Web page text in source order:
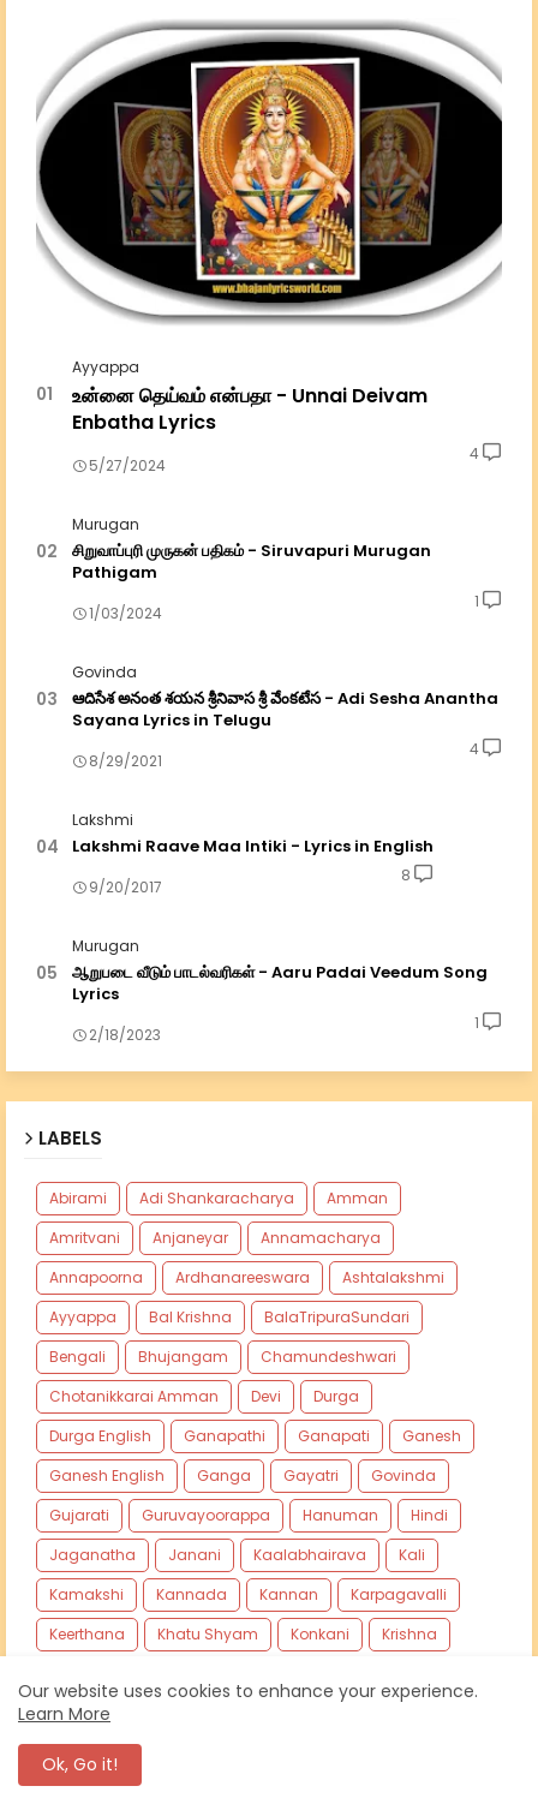
Ayyappa
உன்னை தெய்வம் என்பதா - Unnai Deivam
Enbatha Lyrics
5/27/2024
4
Murugan
சிறுவாப்புரி முருகன் பதிகம் - Siruvapuri Murugan
Pathigam
1/03/2024
1
Govinda
ఆదిసేశ అనంత శయన శ్రీనివాస శ్రీ వేంకటేస - Adi Sesha Anantha
Sayana Lyrics in Telugu
8/29/2021
4
Lakshmi
Lakshmi Raave Maa Intiki - Lyrics in English
9/20/2017
8
Murugan
ஆறுபடை வீடும் பாடல்வரிகள் - Aaru Padai Veedum Song
Lyrics
2/18/2023
1
LABELS
Abirami Adi Shankaracharya
Amman
Amritvani
Anjaneyar
Annamacharya
Annapoorna
Ardhanareeswara
Ashtalakshmi
Ayyappa
Bal Krishna
BalaTripuraSundari
Bengali
Bhujangam
Chamundeshwari
Chotanikkarai Amman
Devi
Durga
Durga English
Ganapathi Ganapati
Ganesh
Ganesh English
Ganga Gayatri
Govinda
Gujarati
Guruvayoorappa Hanuman
Hindi
Jaganatha
Janani Kaalabhairava
Kali
Kamakshi
Kannada Kannan
Karpagavalli
Keerthana
Khatu Shyam Konkani
Krishna
Laxmi
Marathi
Mariamman
NA
Naga
Our website uses cookies to enhance your experience.
Learn More
Ok, Go it!